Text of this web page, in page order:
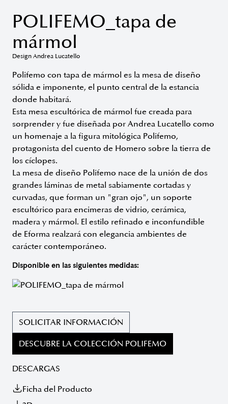
POLIFEMO_tapa de
mármol
Design Andrea Lucatello
Polifemo con tapa de mármol es la mesa de diseño
sólida e imponente, el punto central de la estancia
donde habitará.
Esta mesa escultórica de mármol fue creada para
sorprender y fue diseñada por Andrea Lucatello como
un homenaje a la figura mitológica Polifemo,
protagonista del cuento de Homero sobre la tierra de
los cíclopes.
La mesa de diseño Polifemo nace de la unión de dos
grandes láminas de metal sabiamente cortadas y
curvadas, que forman un "gran ojo", un soporte
escultórico para encimeras de vidrio, cerámica,
madera y mármol. El estilo refinado e inconfundible
de Eforma realzará con elegancia ambientes de
carácter contemporáneo.
Disponible en las siguientes medidas:
SOLICITAR INFORMACIÓN
DESCUBRE LA COLECCIÓN POLIFEMO
DESCARGAS
Ficha del Producto